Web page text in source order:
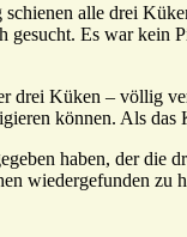
schienen alle drei
gesucht. Es war kein
drei Küken – völlig
können. Als das
haben, der die
wiedergefunden zu